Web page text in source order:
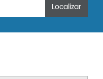
Localizar